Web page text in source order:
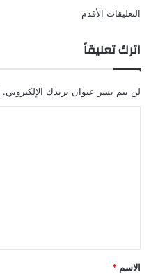
تصفّح
التعليقات
التعليقات الأقدم
اترك تعليقاً
لن يتم نشر عنوان بريدك الإلكتروني.
*
الاسم *